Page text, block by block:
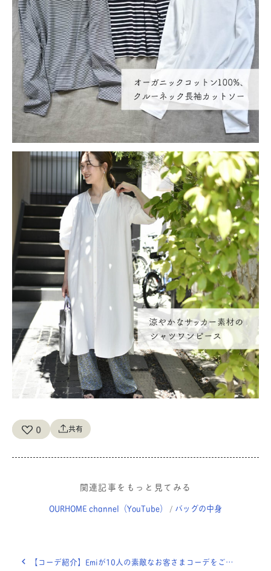
0 共有
関連記事をもっと見てみる
OURHOME channel（YouTube） / バッグの中身
【コーデ紹介】Emiが10人の素敵なお客さまコーデをご紹介！出張OURHOME